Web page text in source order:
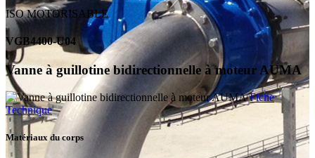
ISO MOTORISABLE
VGB4400-U04
Vanne à guillotine bidirectionnelle à moteur AUMA
Fiche
Technique
Matériaux du corps